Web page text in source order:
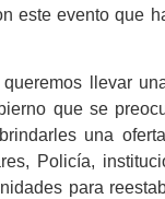
este evento que
llevar
que se
una
Policía,
para